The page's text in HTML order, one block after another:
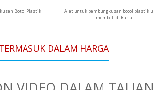
Botol Plastik
Alat untuk pembungkusan botol plastik
membeli di Rusia
DALAM HARGA